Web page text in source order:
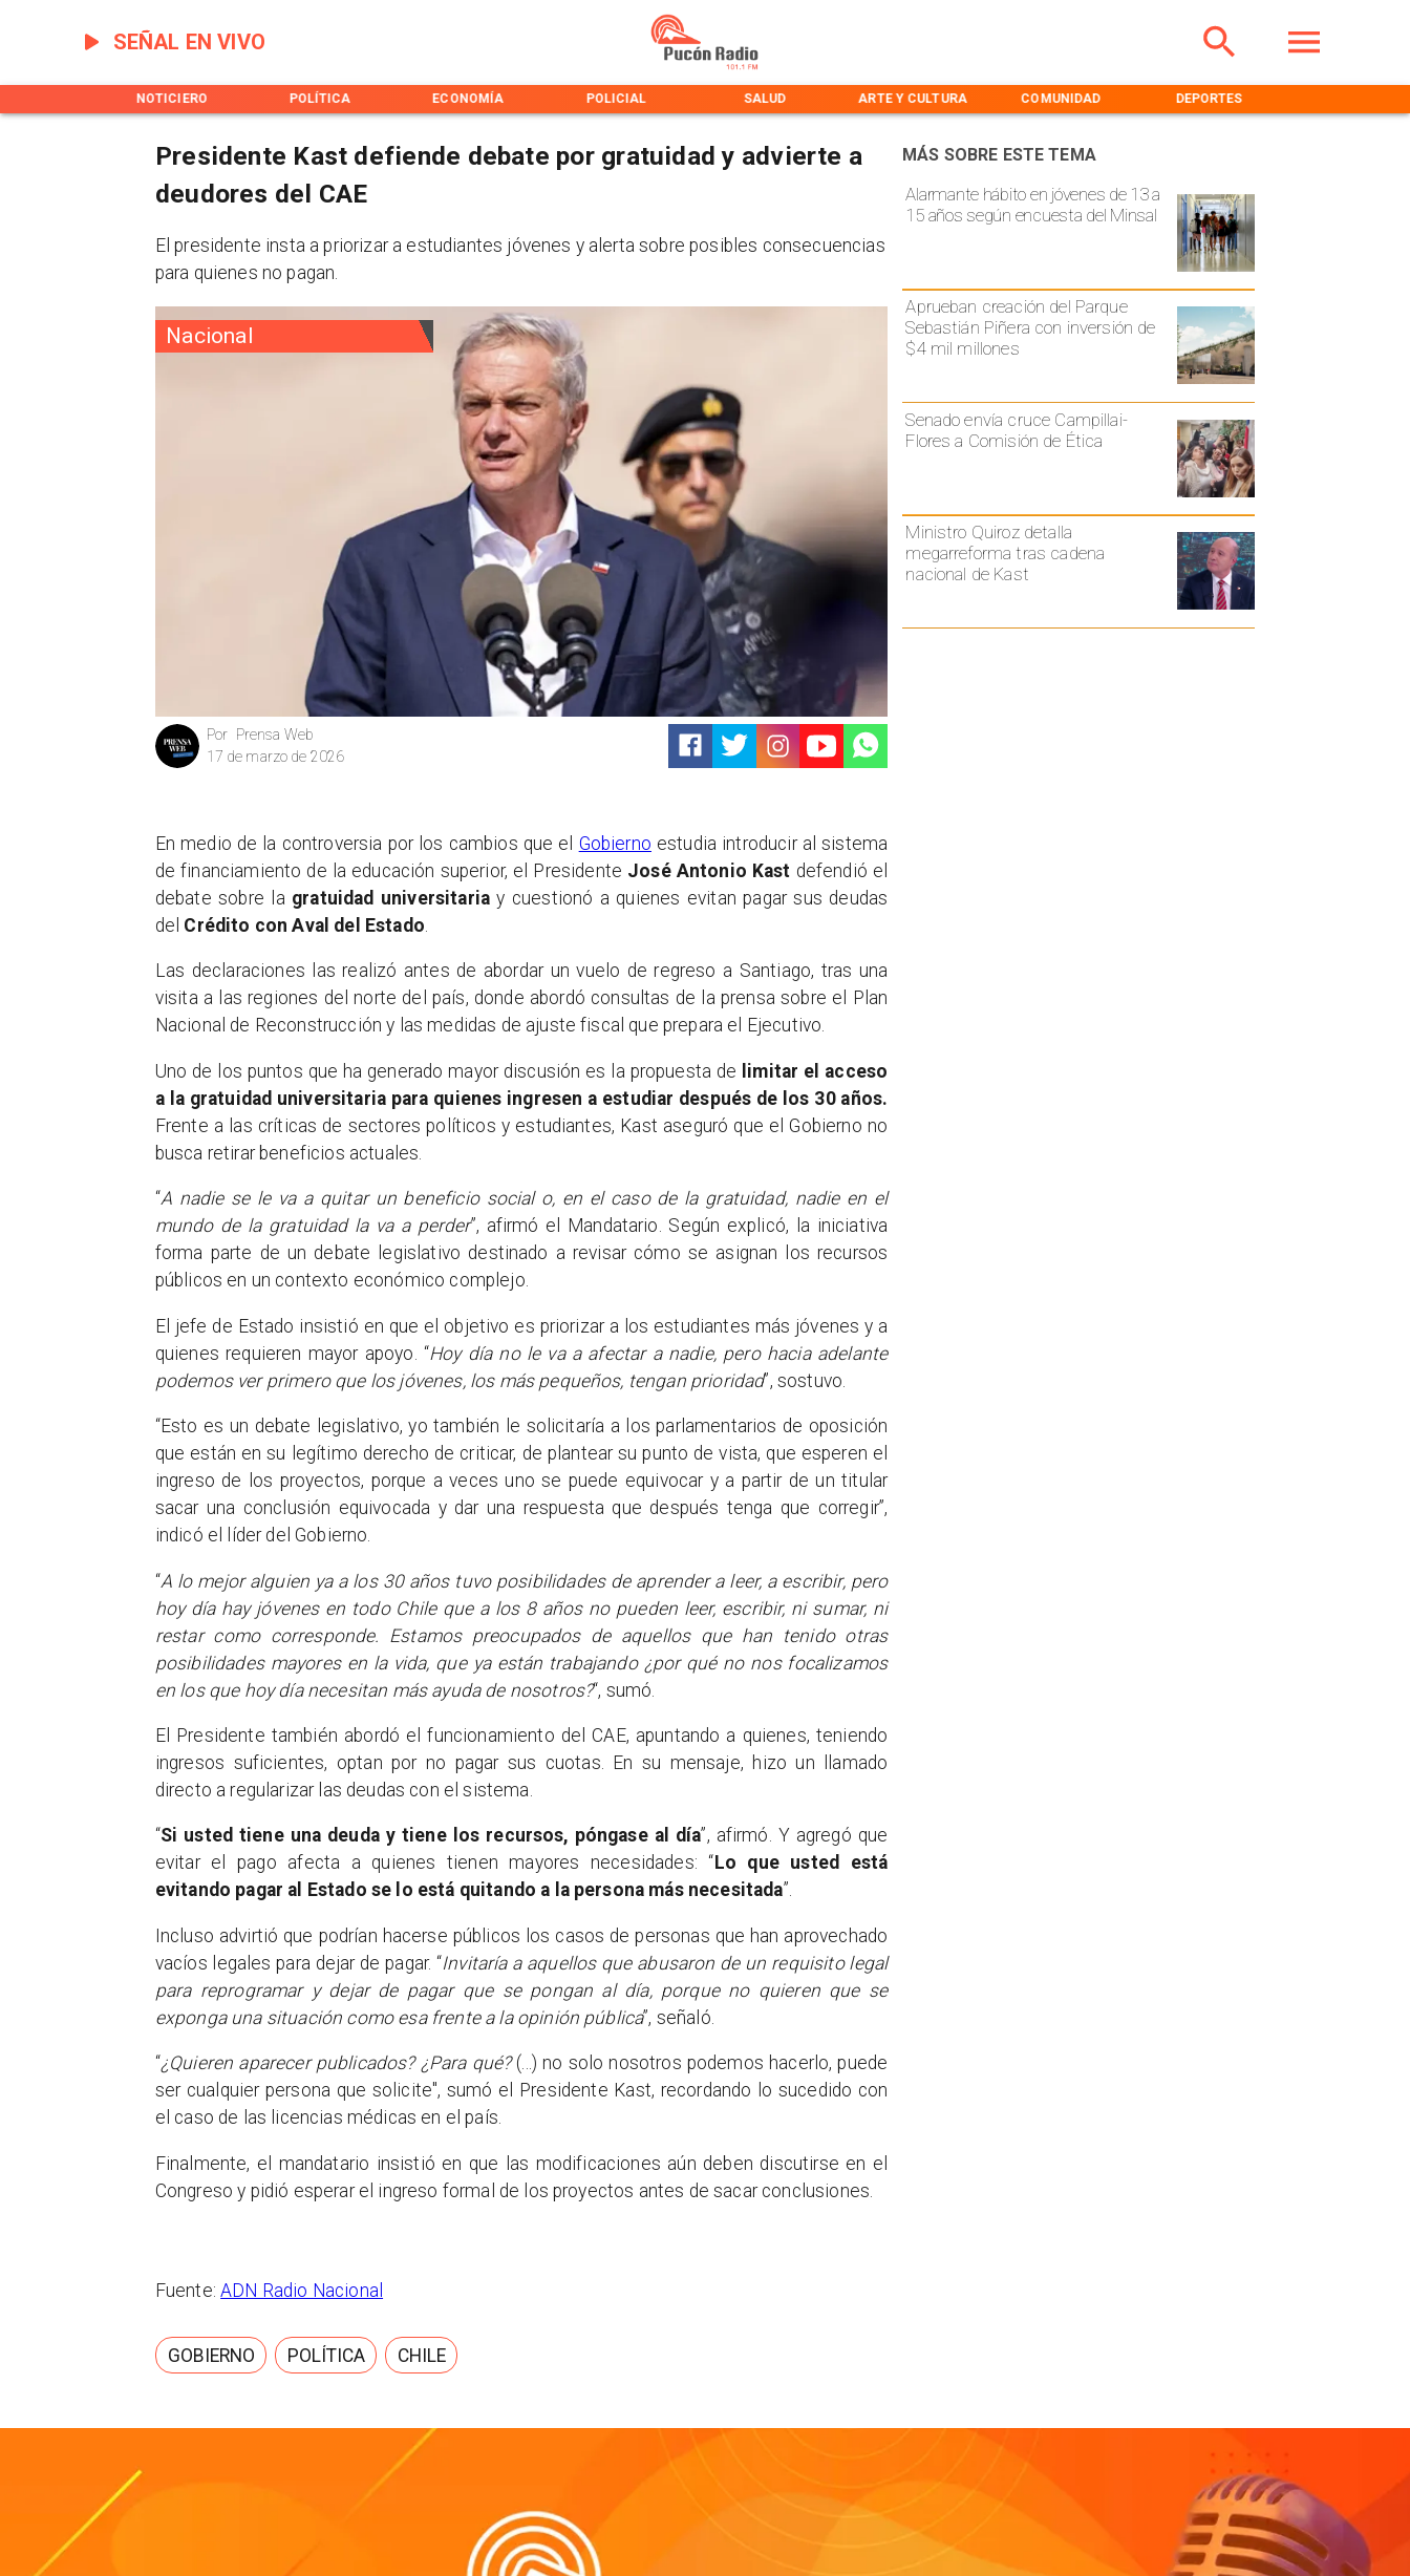
SEÑAL EN VIVO
NOTICIERO POLÍTICA ECONOMÍA POLICIAL SALUD ARTE Y CULTURA COMUNIDAD DEPORTES
Nacional
Prensa Web
Por
17 de marzo de 2026
Alarmante hábito en jóvenes de 13 a
15 años según encuesta del Minsal
Aprueban creación del Parque
Sebastián Piñera con inversión de
$4 mil millones
Senado envía cruce Campillai-
Flores a Comisión de Ética
Ministro Quiroz detalla
megarreforma tras cadena
nacional de Kast
MÁS SOBRE ESTE TEMA
Presidente Kast defiende debate por gratuidad y advierte a
deudores del CAE
El presidente insta a priorizar a estudiantes jóvenes y alerta sobre posibles consecuencias
para quienes no pagan.
En medio de la controversia por los cambios que el Gobierno estudia introducir al sistema
de financiamiento de la educación superior, el Presidente José Antonio Kast defendió el
debate sobre la gratuidad universitaria y cuestionó a quienes evitan pagar sus deudas
del Crédito con Aval del Estado
Las declaraciones las realizó antes de abordar un vuelo de regreso a Santiago, tras una
visita a las regiones del norte del país, donde abordó consultas de la prensa sobre el Plan
Nacional de Reconstrucción y las medidas de ajuste fiscal que prepara el Ejecutivo.
Uno de los puntos que ha generado mayor discusión es la propuesta de limitar el acceso
a la gratuidad universitaria para quienes ingresen a estudiar después de los 30 años.
Frente a las críticas de sectores políticos y estudiantes, Kast aseguró que el Gobierno no
busca retirar beneficios actuales.
“A nadie se le va a quitar un beneficio social o, en el caso de la gratuidad, nadie en el
mundo de la gratuidad la va a perder”, afirmó el Mandatario. Según explicó, la iniciativa
forma parte de un debate legislativo destinado a revisar cómo se asignan los recursos
públicos en un contexto económico complejo.
El jefe de Estado insistió en que el objetivo es priorizar a los estudiantes más jóvenes y a
quienes requieren mayor apoyo. “Hoy día no le va a afectar a nadie, pero hacia adelante
podemos ver primero que los jóvenes, los más pequeños, tengan prioridad”, sostuvo.
“Esto es un debate legislativo, yo también le solicitaría a los parlamentarios de oposición
que están en su legítimo derecho de criticar, de plantear su punto de vista, que esperen el
ingreso de los proyectos, porque a veces uno se puede equivocar y a partir de un titular
sacar una conclusión equivocada y dar una respuesta que después tenga que corregir”,
indicó el líder del Gobierno.
“A lo mejor alguien ya a los 30 años tuvo posibilidades de aprender a leer, a escribir, pero
hoy día hay jóvenes en todo Chile que a los 8 años no pueden leer, escribir, ni sumar, ni
restar como corresponde. Estamos preocupados de aquellos que han tenido otras
posibilidades mayores en la vida, que ya están trabajando ¿por qué no nos focalizamos
en los que hoy día necesitan más ayuda de nosotros?“, sumó.
El Presidente también abordó el funcionamiento del CAE, apuntando a quienes, teniendo
ingresos suficientes, optan por no pagar sus cuotas. En su mensaje, hizo un llamado
directo a regularizar las deudas con el sistema.
“Si usted tiene una deuda y tiene los recursos, póngase al día”, afirmó. Y agregó que
evitar el pago afecta a quienes tienen mayores necesidades: “ Lo que usted está
evitando pagar al Estado se lo está quitando a la persona más necesitada”.
Incluso advirtió que podrían hacerse públicos los casos de personas que han aprovechado
vacíos legales para dejar de pagar. “Invitaría a aquellos que abusaron de un requisito legal
para reprogramar y dejar de pagar que se pongan al día, porque no quieren que se
exponga una situación como esa frente a la opinión pública”, señaló.
“¿Quieren aparecer publicados? ¿Para qué? (...) no solo nosotros podemos hacerlo, puede
ser cualquier persona que solicite", sumó el Presidente Kast, recordando lo sucedido con
el caso de las licencias médicas en el país.
Finalmente, el mandatario insistió en que las modificaciones aún deben discutirse en el
Congreso y pidió esperar el ingreso formal de los proyectos antes de sacar conclusiones.
Fuente:ADN Radio Nacional
GOBIERNO POLÍTICA CHILE